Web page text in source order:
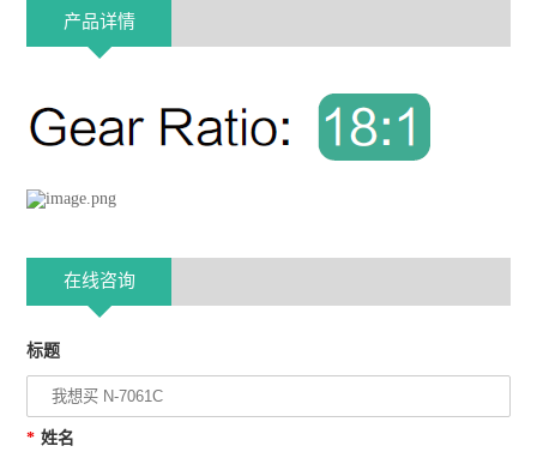
产品详情
在线咨询
标题
* 姓名